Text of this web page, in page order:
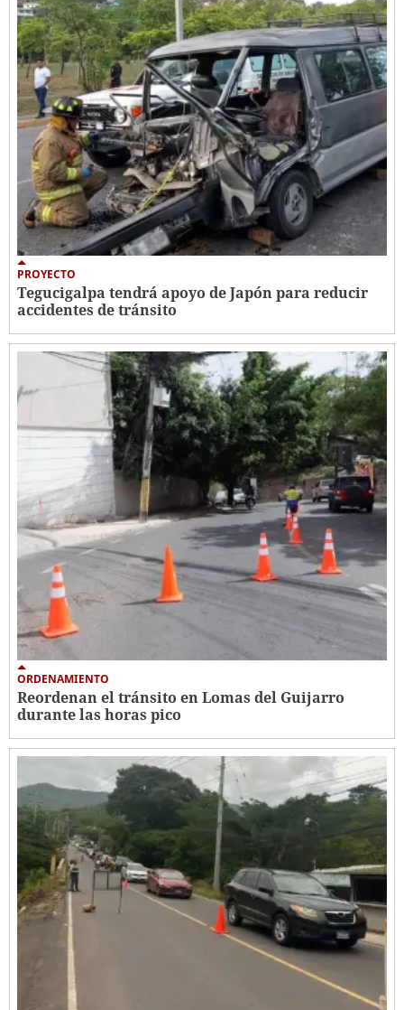
PROYECTO
Tegucigalpa tendrá apoyo de Japón para reducir
accidentes de tránsito
ORDENAMIENTO
Reordenan el tránsito en Lomas del Guijarro
durante las horas pico